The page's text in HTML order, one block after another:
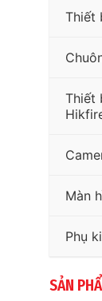
Thiết
Thiết
Màn
Phụ
SẢN